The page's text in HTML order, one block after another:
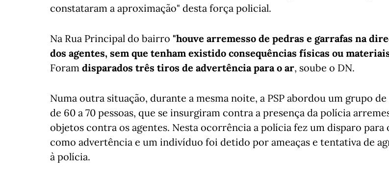
constataram a aproximação" desta força policial.
Na Rua Principal do bairro "houve arremesso de pedras e garrafas na
dos agentes, sem que tenham existido consequências físicas ou
Foram disparados três tiros de advertência para o ar, soube o DN.
Numa outra situação, durante a mesma noite, a PSP abordou um grupo
de 60 a 70 pessoas, que se insurgiram contra a presença da polícia
objetos contra os agentes. Nesta ocorrência a polícia fez um disparo para
como advertência e um indivíduo foi detido por ameaças e tentativa de
à polícia.